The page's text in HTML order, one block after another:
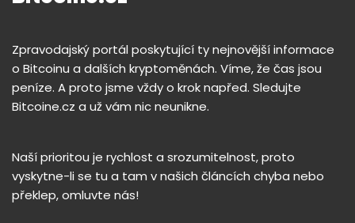
Zpravodajský portál poskytující ty nejnovější informace
o Bitcoinu a dalších kryptoměnách. Víme, že čas jsou
peníze. A proto jsme vždy o krok napřed. Sledujte
Bitcoine.cz a už vám nic neunikne.
Naší prioritou je rychlost a srozumitelnost, proto
vyskytne-li se tu a tam v našich článcích chyba nebo
překlep, omluvte nás!